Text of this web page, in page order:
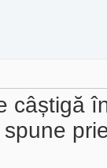
câștigă